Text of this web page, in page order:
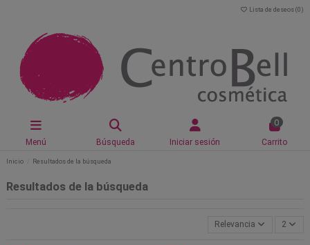
Lista de deseos (0 )
Menú Búsqueda Iniciar sesión
0
Carrito
Inicio Resultados de la búsqueda
Resultados de la búsqueda
Relevancia 2